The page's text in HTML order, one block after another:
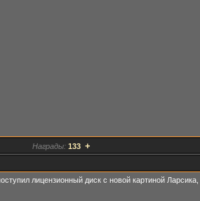
Награды: 133 +
лицензионный диск с новой картиной